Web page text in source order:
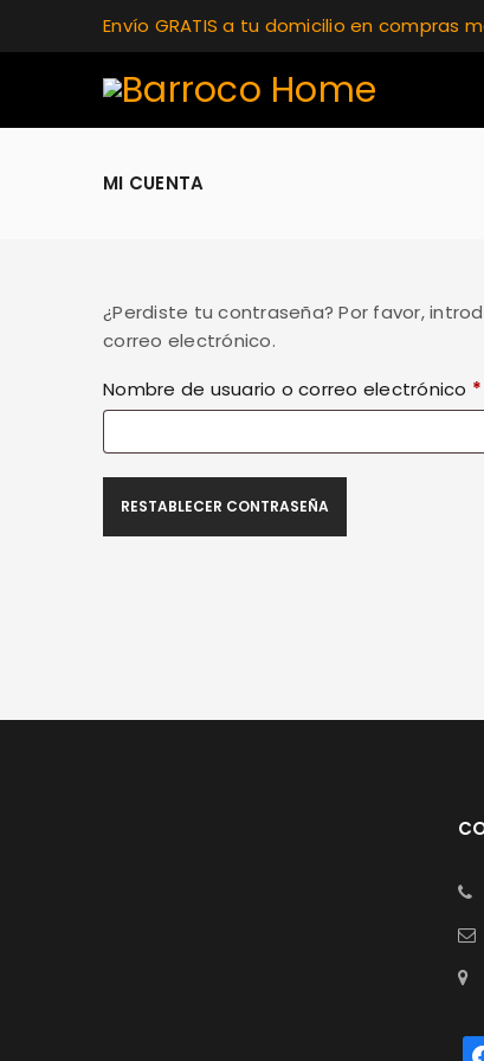
Envío GRATIS a tu domicilio en compras
MI CUENTA
¿Perdiste tu contraseña? Por favor,
correo electrónico.
Nombre de usuario o correo electrónico *
RESTABLECER CONTRASEÑA